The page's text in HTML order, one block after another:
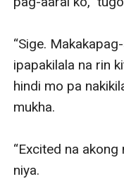
“Sige.
ipapakilala na rin
hindi mo pa
mukha.
“Excited na akong
niya.